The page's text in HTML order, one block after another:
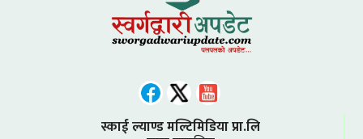
स्काई ल्याण्ड मल्टिमिडिया प्रा.लि